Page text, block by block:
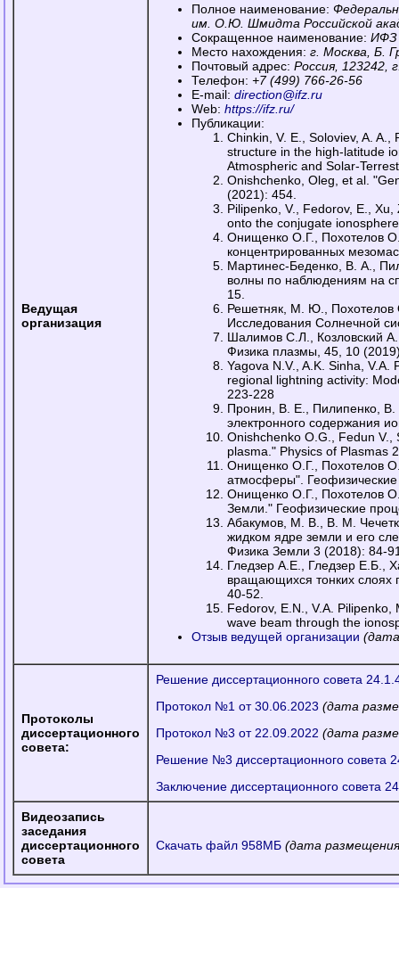
Ведущая
организация
Полное наименование:
им. О.Ю. Шмидта Российской
Сокращенное наименование: ИФЗ
Место нахождения: г. Москва, Б.
Почтовый адрес: Россия, 123242,
Телефон: +7 (499) 766-26-56
E-mail: direction@ifz.ru
Web: https://ifz.ru/
Публикации:
Chinkin, V. E., Soloviev, A.
structure in the high-latitude
Atmospheric and Solar-
Onishchenko, Oleg, et al.
(2021): 454.
Pilipenko, V., Fedorov, E.,
onto the conjugate
Онищенко О.Г., Похотелов
концентрированных
Мартинес-Беденко, В. А.,
волны по наблюдениям на
15.
Решетняк, М. Ю., Похотелов
Исследования Солнечной
Шалимов С.Л., Козловский
Физика плазмы, 45, 10
Yagova N.V., A.K. Sinha,
regional lightning activity:
223-228
Пронин, В. Е., Пилипенко,
электронного содержания
Onishchenko O.G., Fedun V.,
plasma." Physics of Plasmas
Онищенко О.Г., Похотелов
атмосферы".
Онищенко О.Г., Похотелов
Земли." Геофизические
Абакумов, М. В., В. М.
жидком ядре земли и его
Физика Земли 3 (2018): 84-
Гледзер А.Е., Гледзер Е.Б.,
вращающихся тонких слоях
40-52.
Fedorov, E.N., V.A.
wave beam through the
Отзыв ведущей организации
Протоколы
диссертационного
совета:
Решение диссертационного совета
Протокол №1 от 30.06.2023 (дата
Протокол №3 от 22.09.2022 (дата
Решение №3 диссертационного совета
Заключение диссертационного совета
Видеозапись
заседания
диссертационного
совета
Скачать файл 958МБ (дата